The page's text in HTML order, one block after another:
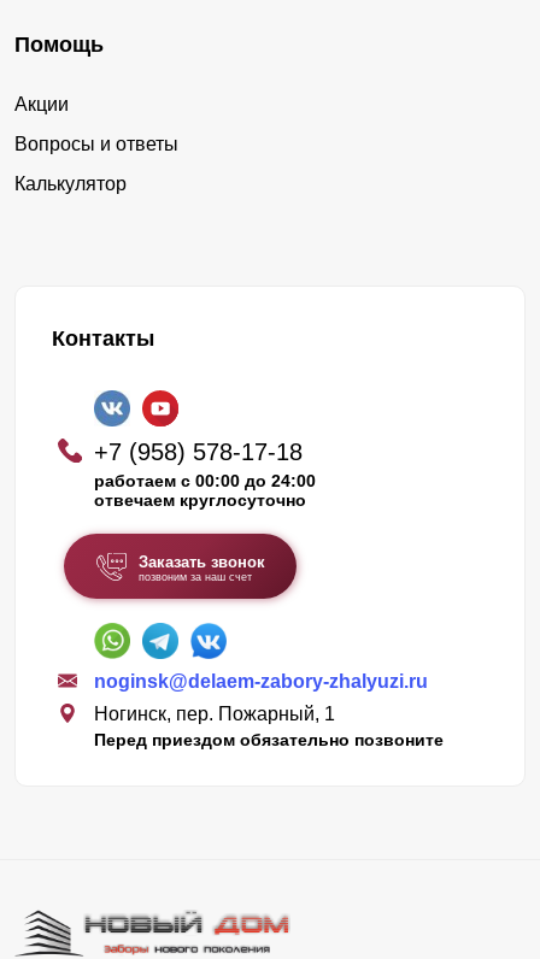
Помощь
Акции
Вопросы и ответы
Калькулятор
Контакты
+7 (958) 578-17-18
работаем с 00:00 до 24:00
отвечаем круглосуточно
Заказать звонок
позвоним за наш счет
noginsk@delaem-zabory-zhalyuzi.ru
Ногинск, пер. Пожарный, 1
Перед приездом обязательно позвоните